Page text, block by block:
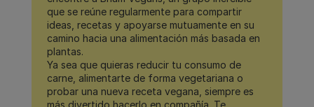
que se reúne regularmente para compartir
ideas, recetas y apoyarse mutuamente en su
camino hacia una alimentación más basada en
plantas.
Ya sea que quieras reducir tu consumo de
carne, alimentarte de forma vegetariana o
probar una nueva receta vegana, siempre es
más divertido hacerlo en compañía. Te